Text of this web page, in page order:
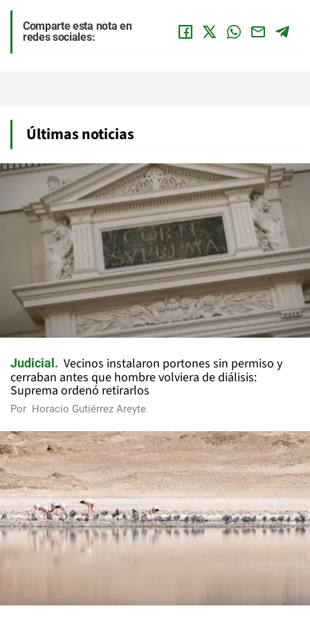
Comparte esta nota en
redes sociales:
Últimas noticias
Judicial
Vecinos instalaron portones sin permiso y
cerraban antes que hombre volviera de diálisis:
Suprema ordenó retirarlos
Por Horacio Gutiérrez Areyte